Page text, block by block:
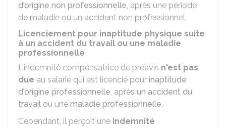
d'origine non professionnelle, après une période
de maladie ou un accident non professionnel.
Licenciement pour inaptitude physique suite
à un accident du travail ou une maladie
professionnelle
L'indemnité compensatrice de préavis n'est pas
due au salarié qui est licencié pour inaptitude
d'origine professionnelle, après un accident du
travail ou une maladie professionnelle.
Cependant, il perçoit une indemnité